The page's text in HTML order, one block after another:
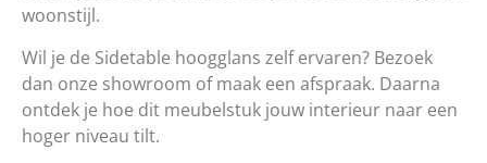
woonstijl.
Wil je de Sidetable hoogglans zelf ervaren? Bezoek
dan onze showroom of maak een afspraak. Daarna
ontdek je hoe dit meubelstuk jouw interieur naar een
hoger niveau tilt.